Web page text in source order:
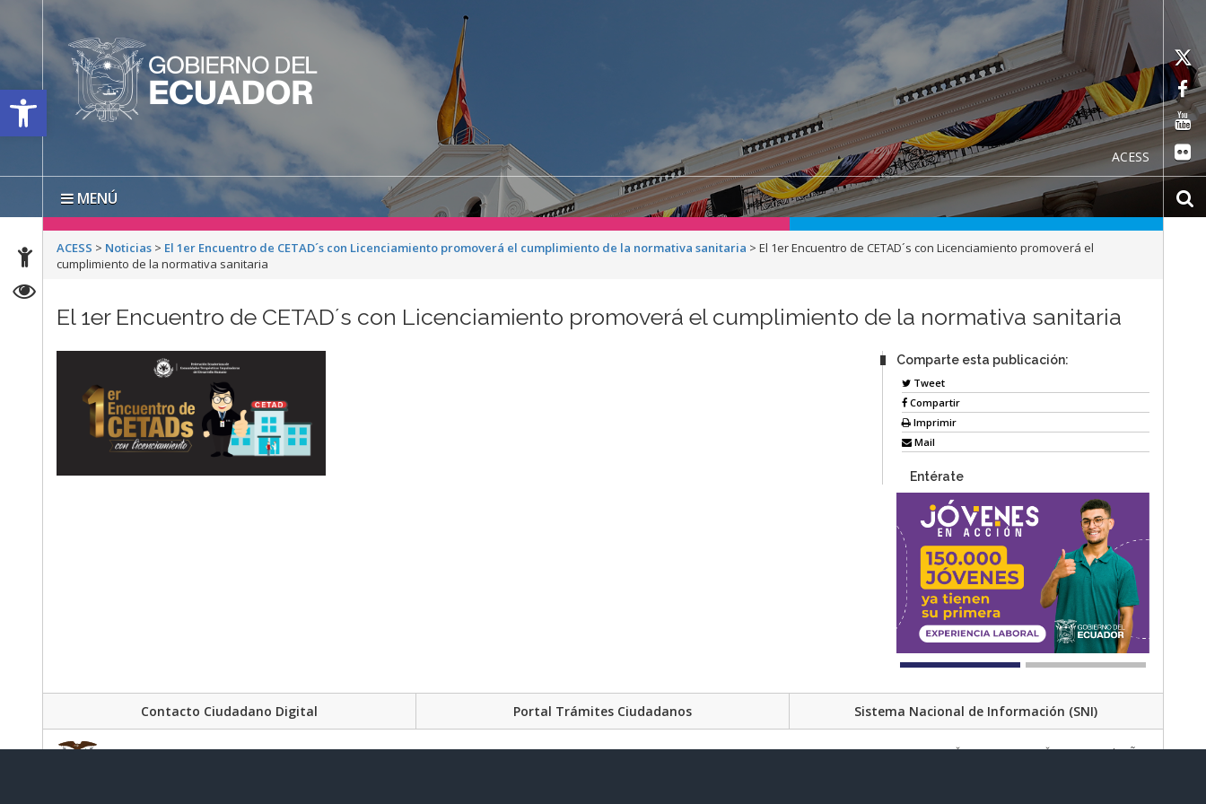
Open toolbar
ACESS
MENÚ
ACESS > Noticias > El 1er Encuentro de CETAD´s con Licenciamiento promoverá el cumplimiento de la normativa sanitaria >El 1er Encuentro de CETAD´s con Licenciamiento promoverá el
cumplimiento de la normativa sanitaria
El 1er Encuentro de CETAD´s con Licenciamiento promoverá el cumplimiento de la normativa sanitaria
Comparte esta publicación:
Tweet
Compartir
Imprimir
Mail
Entérate
Contacto Ciudadano Digital Portal Trámites Ciudadanos Sistema Nacional de Información (SNI)
Av. Lira Ňan entre Amaru Ňan y Quitumbe Ñan